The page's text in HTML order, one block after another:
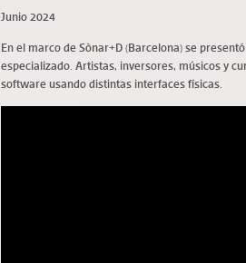
Junio 2024
En el marco de Sònar+D (Barcelona) se
especializado. Artistas, inversores, músicos y
software usando distintas interfaces físicas.